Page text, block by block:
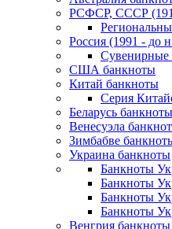
РСФСР, СССР
Россия (1991 - до
Сувенирные
США банкноты
Китай банкноты
Серия
Беларусь банкноты
Венесуэла
Зимбабве
Украина банкноты
Банкноты
Банкноты
Банкноты
Банкноты
Венгрия банкноты